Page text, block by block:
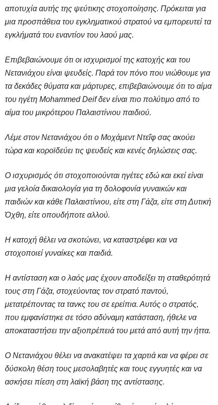
αποτυχία αυτής της ψεύτικης στοχοποίησης. Πρόκειται για
μια προσπάθεια του εγκληματικού στρατού να εμπορευτεί τα
εγκλήματά του εναντίον του λαού μας.
Επιβεβαιώνουμε ότι οι ισχυρισμοί της κατοχής και του
Νετανιάχου είναι ψευδείς. Παρά τον πόνο που νιώθουμε για
τα δεκάδες θύματα και μάρτυρες, επιβεβαιώνουμε ότι το αίμα
του ηγέτη Mohammed Deif δεν είναι πιο πολύτιμο από το
αίμα του μικρότερου Παλαιστίνιου παιδιού.
Λέμε στον Νετανιάχου ότι ο Μοχάμεντ Ντεΐφ σας ακούει
τώρα και κοροϊδεύει τις ψευδείς και κενές δηλώσεις σας.
Ο ισχυρισμός ότι στοχοποιούνται ηγέτες εδώ και εκεί είναι
μια γελοία δικαιολογία για τη δολοφονία γυναικών και
παιδιών και κάθε Παλαιστίνιου, είτε στη Γάζα, είτε στη Δυτική
Όχθη, είτε οπουδήποτε αλλού.
Η κατοχή θέλει να σκοτώνει, να καταστρέφει και να
στοχοποιεί γυναίκες και παιδιά.
Η αντίσταση και ο λαός μας έχουν αποδείξει τη σταθερότητά
τους στη Γάζα, στοχεύοντας τον στρατό παντού,
μετατρέποντας τα τανκς του σε ερείπια. Αυτός ο στρατός,
που εμφανίστηκε σε τόσο αδύναμη κατάσταση, ήθελε να
αποκαταστήσει την αξιοπρέπειά του μετά από αυτή την ήττα.
Ο Νετανιάχου θέλει να ανακατέψει τα χαρτιά και να φέρει σε
δύσκολη θέση τους μεσολαβητές και τους εγγυητές και να
ασκήσει πίεση στη λαϊκή βάση της αντίστασης.